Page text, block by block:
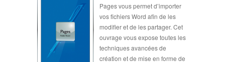
Pages vous permet d’importer
vos fichiers Word afin de les
modifier et de les partager. Cet
ouvrage vous expose toutes les
techniques avancées de
création et de mise en forme de